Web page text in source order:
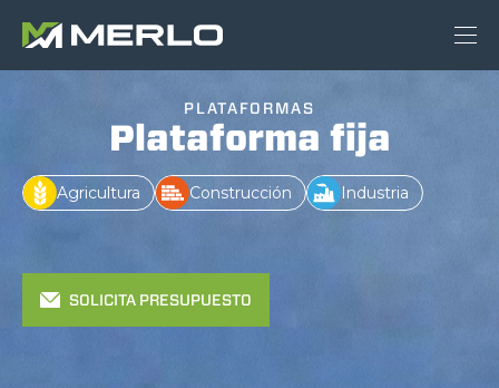
PLATAFORMAS
Plataforma fija
Agricultura Construcción Industria
SOLICITA PRESUPUESTO